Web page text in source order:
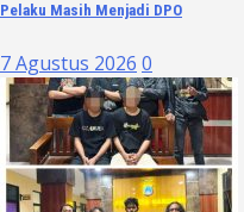
Pelaku Masih Menjadi DPO
7 Agustus 2026 0